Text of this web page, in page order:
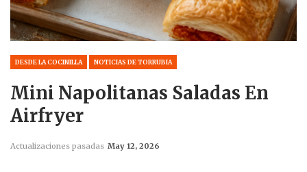
DESDE LA COCINILLA NOTICIAS DE TORRUBIA
Mini Napolitanas Saladas En
Airfryer
Actualizaciones pasadas May 12, 2026